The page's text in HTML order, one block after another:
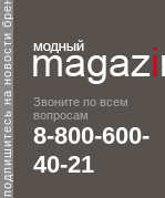
подпишитесь на новости брендов
Звоните по всем
вопросам
8-800-600-
40-21